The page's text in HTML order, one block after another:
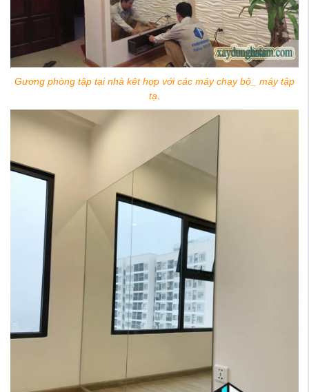
Gương phòng tập tại nhà kêt hợp với các máy chạy bộ_ máy tập
tạ.